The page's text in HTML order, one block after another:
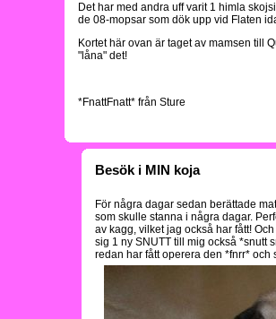
Det har med andra uff varit 1 himla
de 08-mopsar som dök upp vid Flaten
Kortet här ovan är taget av mamsen till
"låna" det!
*FnattFnatt* från Sture
Besök i MIN koja
För några dagar sedan berättade
som skulle stanna i några dagar.
av kagg, vilket jag också har fått!
sig 1 ny SNUTT till mig också *snutt
redan har fått operera den *fnrr* och